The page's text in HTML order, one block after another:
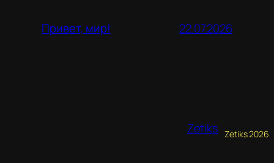
Привет, мир! 22.07.2026
Zetiks Zetiks 2026